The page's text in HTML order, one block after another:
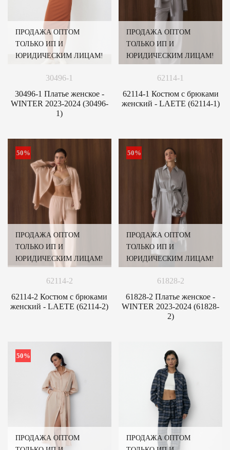
ПРОДАЖА ОПТОМ
ТОЛЬКО ИП И
ЮРИДИЧЕСКИМ ЛИЦАМ!
30496-1
30496-1 Платье женское -
WINTER 2023-2024 (30496-
1)
ПРОДАЖА ОПТОМ
ТОЛЬКО ИП И
ЮРИДИЧЕСКИМ ЛИЦАМ!
62114-1
62114-1 Костюм с брюками
женский - LAETE (62114-1)
50%
ПРОДАЖА ОПТОМ
ТОЛЬКО ИП И
ЮРИДИЧЕСКИМ ЛИЦАМ!
62114-2
62114-2 Костюм с брюками
женский - LAETE (62114-2)
50%
ПРОДАЖА ОПТОМ
ТОЛЬКО ИП И
ЮРИДИЧЕСКИМ ЛИЦАМ!
61828-2
61828-2 Платье женское -
WINTER 2023-2024 (61828-
2)
50%
ПРОДАЖА ОПТОМ
ПРОДАЖА ОПТОМ